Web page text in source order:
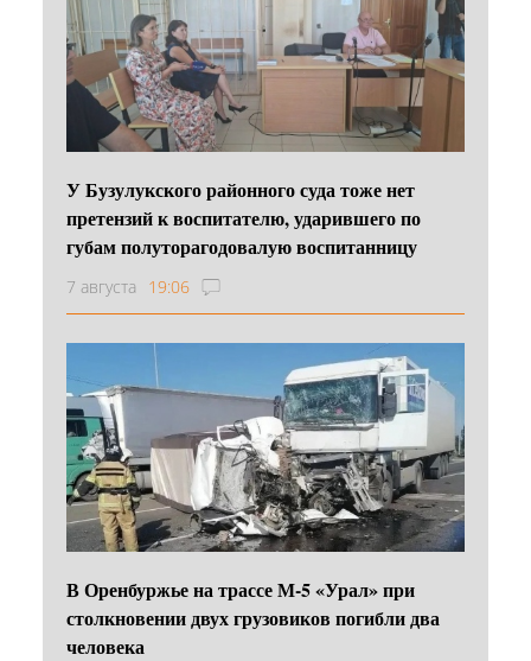
У Бузулукского районного суда тоже нет
претензий к воспитателю, ударившего по
губам полуторагодовалую воспитанницу
7 августа 19:06
В Оренбуржье на трассе М-5 «Урал» при
столкновении двух грузовиков погибли два
человека